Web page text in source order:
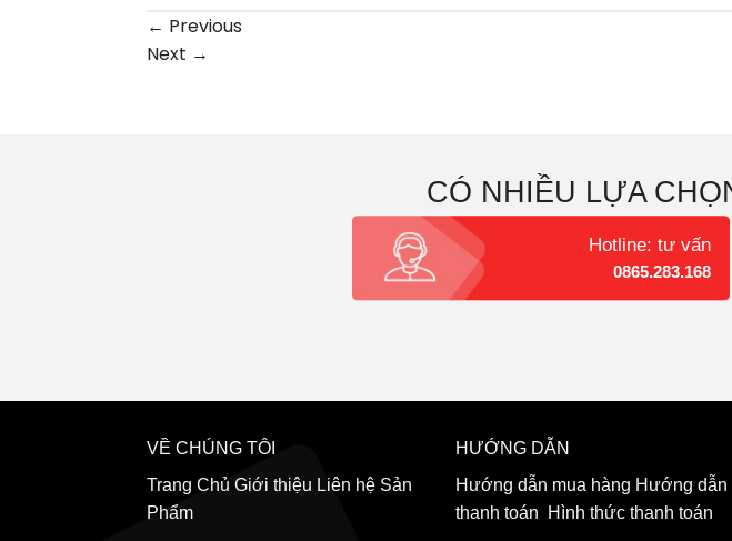
← Previous
Next →
CÓ NHIỀU LỰA
Hotline: tư vấn
0865.283.168
VỀ CHÚNG TÔI
Trang Chủ Giới thiệu Liên hệ Sản
Phẩm
HƯỚNG DẪN
Hướng dẫn mua hàng Hướng dẫn
thanh toán
Hình thức thanh toán